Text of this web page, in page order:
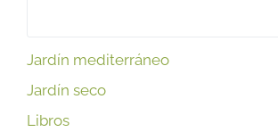
Jardín mediterráneo
Jardín seco
Libros